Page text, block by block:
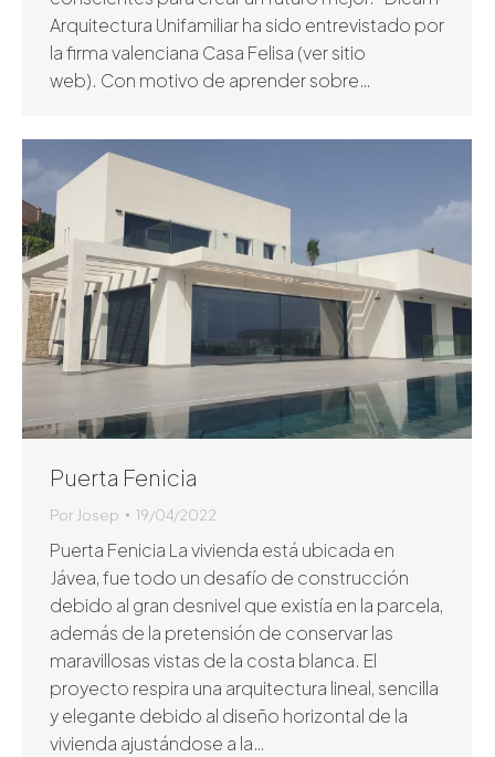
Arquitectura Unifamiliar ha sido entrevistado por
la firma valenciana Casa Felisa (ver sitio
web). Con motivo de aprender sobre…
Puerta Fenicia
Por Josep 19/04/2022
Puerta Fenicia La vivienda está ubicada en
Jávea, fue todo un desafío de construcción
debido al gran desnivel que existía en la parcela,
además de la pretensión de conservar las
maravillosas vistas de la costa blanca. El
proyecto respira una arquitectura lineal, sencilla
y elegante debido al diseño horizontal de la
vivienda ajustándose a la…